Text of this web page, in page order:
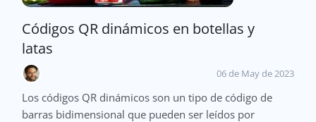
Códigos QR dinámicos en botellas y
latas
06 de May de 2023
Los códigos QR dinámicos son un tipo de código de
barras bidimensional que pueden ser leídos por